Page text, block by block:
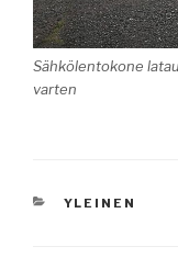
Sähkölentokone
varten
KATEGORIAT
YLEINEN